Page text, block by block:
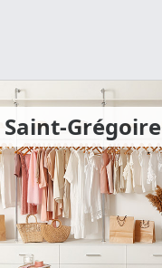
Grégoire